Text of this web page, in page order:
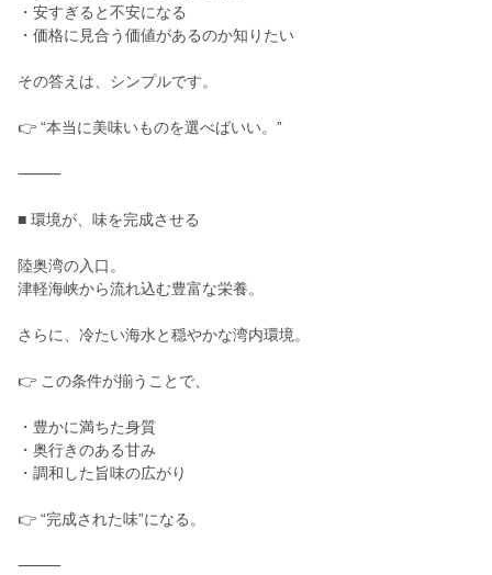
・安すぎると不安になる
・価格に見合う価値があるのか知りたい
その答えは、シンプルです。
👉 “本当に美味いものを選べばいい。”
⸻
■ 環境が、味を完成させる
陸奥湾の入口。
津軽海峡から流れ込む豊富な栄養。
さらに、冷たい海水と穏やかな湾内環境。
👉 この条件が揃うことで、
・豊かに満ちた身質
・奥行きのある甘み
・調和した旨味の広がり
👉 “完成された味”になる。
⸻